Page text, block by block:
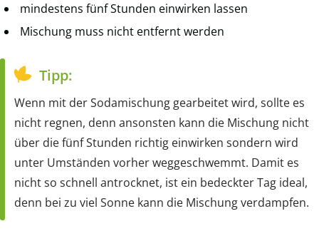
mindestens fünf Stunden einwirken lassen
Mischung muss nicht entfernt werden
Tipp:
Wenn mit der Sodamischung gearbeitet wird, sollte es
nicht regnen, denn ansonsten kann die Mischung nicht
über die fünf Stunden richtig einwirken sondern wird
unter Umständen vorher weggeschwemmt. Damit es
nicht so schnell antrocknet, ist ein bedeckter Tag ideal,
denn bei zu viel Sonne kann die Mischung verdampfen.